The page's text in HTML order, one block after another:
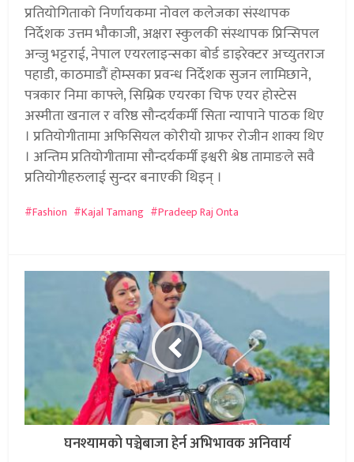
प्रतियोगिताको निर्णायकमा नोवल कलेजका संस्थापक
निर्देशक उत्तम भौकाजी, अक्षरा स्कुलकी संस्थापक प्रिन्सिपल
अन्जु भट्टराई, नेपाल एयरलाइन्सका बोर्ड डाइरेक्टर अच्युतराज
पहाडी, काठमाडौं होम्सका प्रवन्ध निर्देशक सुजन लामिछाने,
पत्रकार निमा काफ्ले, सिम्रिक एयरका चिफ एयर होस्टेस
अस्मीता खनाल र वरिष्ठ सौन्दर्यकर्मी सिता न्यापाने पाठक थिए
। प्रतियोगीतामा अफिसियल कोरीयो ग्राफर रोजीन शाक्य थिए
। अन्तिम प्रतियोगीतामा सौन्दर्यकर्मी इश्वरी श्रेष्ठ तामाङले सवै
प्रतियोगीहरुलाई सुन्दर बनाएकी थिइन् ।
Fashion Kajal Tamang Pradeep Raj Onta
घनश्यामको पञ्चेबाजा हेर्न अभिभावक अनिवार्य